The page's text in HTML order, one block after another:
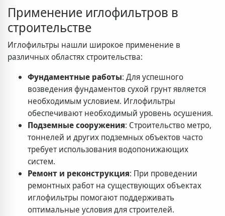
Применение иглофильтров в
строительстве
Иглофильтры нашли широкое применение в
различных областях строительства:
Фундаментные работы: Для успешного
возведения фундаментов сухой грунт является
необходимым условием. Иглофильтры
обеспечивают необходимый уровень осушения.
Подземные сооружения: Строительство метро,
тоннелей и других подземных объектов часто
требует использования водопонижающих
систем.
Ремонт и реконструкция: При проведении
ремонтных работ на существующих объектах
иглофильтры помогают поддерживать
оптимальные условия для строителей.